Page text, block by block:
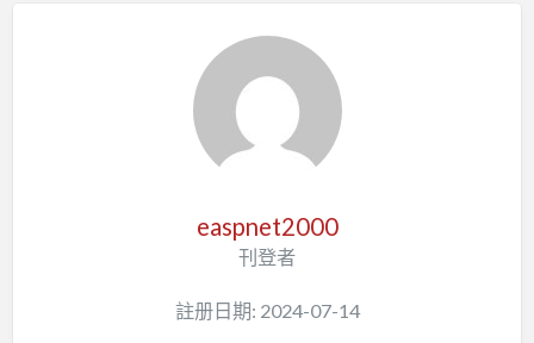
easpnet2000
刊登者
註册日期: 2024-07-14